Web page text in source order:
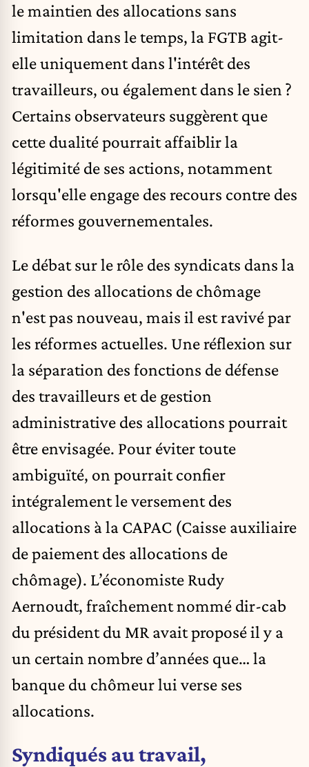
le maintien des allocations sans
limitation dans le temps, la FGTB agit-
elle uniquement dans l'intérêt des
travailleurs, ou également dans le sien ?
Certains observateurs suggèrent que
cette dualité pourrait affaiblir la
légitimité de ses actions, notamment
lorsqu'elle engage des recours contre des
réformes gouvernementales.​
Le débat sur le rôle des syndicats dans la
gestion des allocations de chômage
n'est pas nouveau, mais il est ravivé par
les réformes actuelles. Une réflexion sur
la séparation des fonctions de défense
des travailleurs et de gestion
administrative des allocations pourrait
être envisagée. Pour éviter toute
ambiguïté, on pourrait confier
intégralement le versement des
allocations à la CAPAC (Caisse auxiliaire
de paiement des allocations de
chômage). L’économiste Rudy
Aernoudt, fraîchement nommé dir-cab
du président du MR avait proposé il y a
un certain nombre d’années que… la
banque du chômeur lui verse ses
allocations.
Syndiqués au travail,